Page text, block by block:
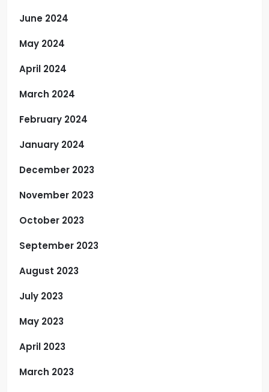
June 2024
May 2024
April 2024
March 2024
February 2024
January 2024
December 2023
November 2023
October 2023
September 2023
August 2023
July 2023
May 2023
April 2023
March 2023